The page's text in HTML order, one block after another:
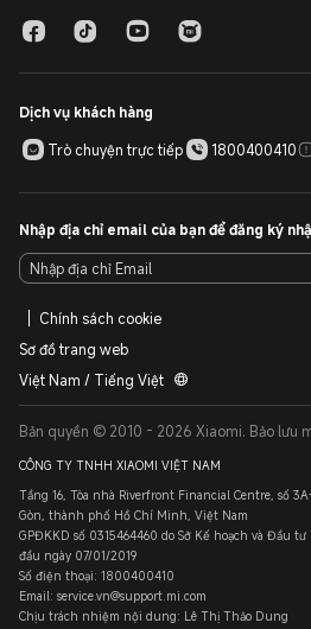
Dịch vụ khách hàng
Trò chuyện trực tiếp
1800400410
Nhập địa chỉ email của bạn để đăng ký
Chính sách cookie
Sơ đồ trang web
Việt Nam / Tiếng Việt
Bản quyền © 2010 - 2026 Xiaomi. Bảo lưu
CÔNG TY TNHH XIAOMI VIỆT NAM
Tầng 16, Tòa nhà Riverfront Financial Centre, số
Gòn, thành phố Hồ Chí Minh, Việt Nam
GPĐKKD số 0315464460 do Sở Kế hoạch và Đầu
đầu ngày 07/01/2019
Số điện thoại: 1800400410
Email: service.vn@support.mi.com
Chịu trách nhiệm nội dung: Lê Thị Thảo Dung